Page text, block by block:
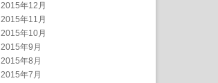
2015年12月
2015年11月
2015年10月
2015年9月
2015年8月
2015年7月